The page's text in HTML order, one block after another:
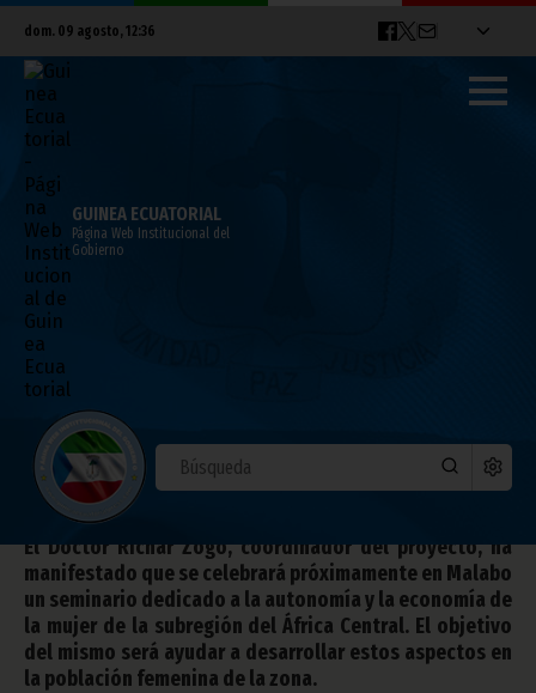
dom. 09 agosto, 12:36
GUINEA ECUATORIAL
Página Web Institucional del
Gobierno
Seminario sobre la situación de la mujer
en África Central
septiembre 30, 2010
África
El Doctor Richar Zogo, coordinador del proyecto, ha
manifestado que se celebrará próximamente en Malabo
un seminario dedicado a la autonomía y la economía de
la mujer de la subregión del África Central. El objetivo
del mismo será ayudar a desarrollar estos aspectos en
la población femenina de la zona.